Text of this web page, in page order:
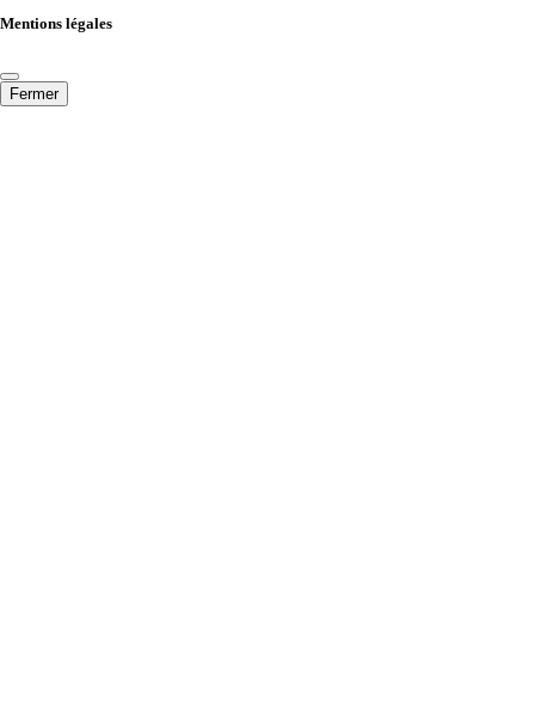
Mentions légales
Fermer